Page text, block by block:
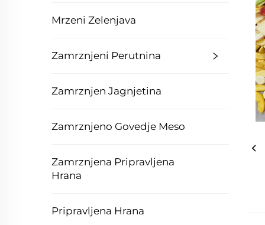
Mrzeni Zelenjava
Zamrznjeni Perutnina
Zamrznjen Jagnjetina
Zamrznjeno Govedje Meso
Zamrznjena Pripravljena
Hrana
Pripravljena Hrana